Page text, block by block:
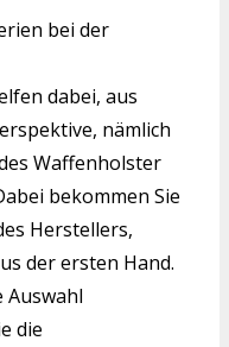
bei der
dabei, aus
nämlich
Waffenholster
bekommen Sie
Herstellers,
der ersten Hand.
Auswahl
die